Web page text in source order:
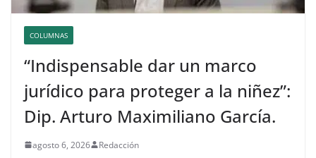
COLUMNAS
“Indispensable dar un marco
jurídico para proteger a la niñez”:
Dip. Arturo Maximiliano García.
agosto 6, 2026 Redacción